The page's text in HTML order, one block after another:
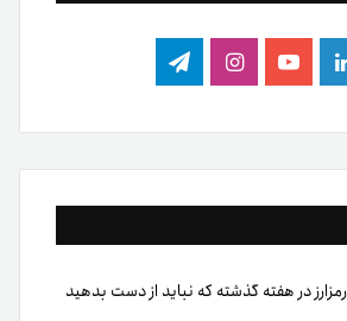
لینکدینیوتیوباینستاگرام
تلگرام